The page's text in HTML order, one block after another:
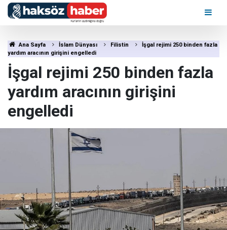
Ana Sayfa İslam Dünyası Filistin
İşgal rejimi 250 binden fazla
yardım aracının girişini engelledi
İşgal rejimi 250 binden fazla
yardım aracının girişini
engelledi